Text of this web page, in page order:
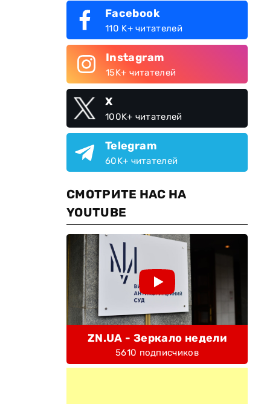
Facebook
110 K+ читателей
Instagram
15K+ читателей
X
100K+ читателей
Telegram
60K+ читателей
СМОТРИТЕ НАС НА
YOUTUBE
ZN.UA - Зеркало недели
5610 подписчиков